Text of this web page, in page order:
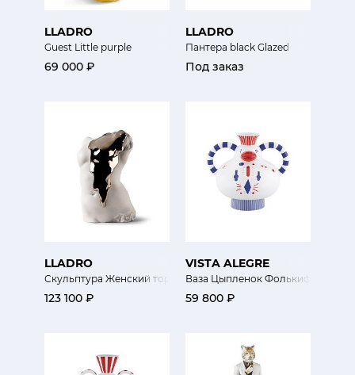
LLADRO
Guest Little purple
69 000 ₽
LLADRO
Пантера black Glazed
Под заказ
LLADRO
Скульптура Женский торс
123 100 ₽
VISTA ALEGRE
Ваза Цыпленок Фолькифунки
59 800 ₽